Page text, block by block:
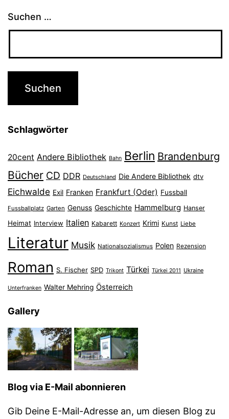
Suchen …
Schlagwörter
20cent Andere Bibliothek Bahn Berlin Brandenburg
Bücher CD DDR Deutschland Die Andere Bibliothek dtv
Eichwalde Exil Franken Frankfurt (Oder) Fussball
Fussballplatz Garten Genuss Geschichte Hammelburg Hanser
Heimat Interview Italien Kabarett Konzert Krimi Kunst Liebe
Literatur Musik Nationalsozialismus Polen Rezension
Roman S. Fischer SPD Trikont Türkei Türkei 2011 Ukraine
Unterfranken Walter Mehring Österreich
Gallery
Blog via E-Mail abonnieren
Gib Deine E-Mail-Adresse an, um diesen Blog zu